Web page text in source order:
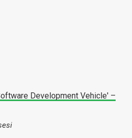
Development Vehicle' –